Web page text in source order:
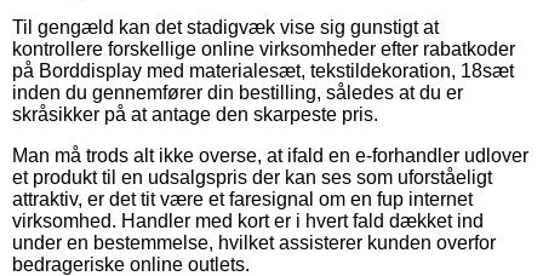
Til gengæld kan det stadigvæk vise sig gunstigt at
kontrollere forskellige online virksomheder efter rabatkoder
på Borddisplay med materialesæt, tekstildekoration, 18sæt
inden du gennemfører din bestilling, således at du er
skråsikker på at antage den skarpeste pris.
Man må trods alt ikke overse, at ifald en e-forhandler udlover
et produkt til en udsalgspris der kan ses som uforståeligt
attraktiv, er det tit være et faresignal om en fup internet
virksomhed. Handler med kort er i hvert fald dækket ind
under en bestemmelse, hvilket assisterer kunden overfor
bedrageriske online outlets.